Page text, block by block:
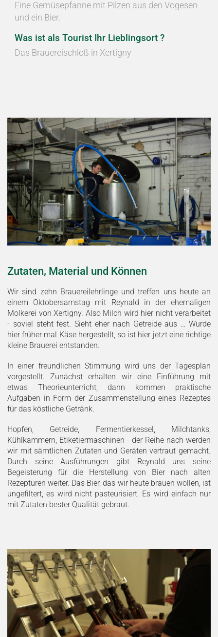
Eine Gemüsepfanne mit Pilzen aus den Vogesen
und ein Bier.
Was ist als Tourist Ihr Lieblingsort ?
Das Brauereischloß in Xertigny
Zutaten, Material und Können
Wir sind zehn Brauereilehrlinge und treffen uns heute an
einem Oktobersamstag mit Reynald in der ehemaligen
Molkerei von Xertigny. Also Milch wird hier nicht verarbeitet
- soviel steht fest. Sieht eher nach Getreide aus … Wurde
hier früher mal Käse hergestellt, so ist hier jetzt eine richtige
kleine Brauerei entstanden.
In einer freundlichen Stimmung wird uns der Tagesplan
vorgestellt. Zunächst erhalten wir eine Einführung mit
etwas Theorieunterricht, dann kommen praktische
Aufgaben in Form der Zusammenstellung eines Rezeptes
für das köstliche Getränk.
Hopfen, Getreide, Fermentierkessel, Milchtanks,
Kühlkammern, Etiketiermaschinen - der Reihe nach werden
wir mit sämtlichen Zutaten und Geräten vertraut gemacht.
Durch seine Ausführungen gibt Reynald uns seine
Begeisterung für die Herstellung von Bier nach alten
Rezepturen weiter. Das Bier, das wir heute brauen wollen, ist
ungefiltert, es wird nicht pasteurisiert. Es wird einfach nur
mit Zutaten bester Qualität gebraut.